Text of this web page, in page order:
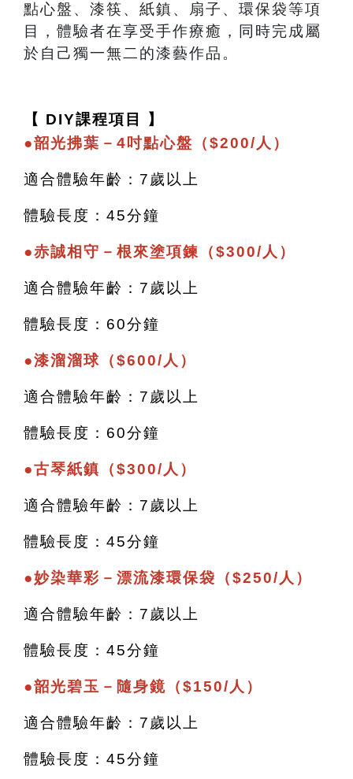
點心盤、漆筷、紙鎮、扇子、環保袋等項
目，體驗者在享受手作療癒，同時完成屬
於自己獨一無二的漆藝作品。
【 DIY課程項目 】
●韶光拂葉－4吋點心盤（$200/人）
適合體驗年齡：7歲以上
體驗長度：45分鐘
●赤誠相守－根來塗項鍊（$300/人）
適合體驗年齡：7歲以上
體驗長度：60分鐘
●漆溜溜球（$600/人）
適合體驗年齡：7歲以上
體驗長度：60分鐘
●古琴紙鎮（$300/人）
適合體驗年齡：7歲以上
體驗長度：45分鐘
●妙染華彩－漂流漆環保袋（$250/人）
適合體驗年齡：7歲以上
體驗長度：45分鐘
●韶光碧玉－隨身鏡（$150/人）
適合體驗年齡：7歲以上
體驗長度：45分鐘